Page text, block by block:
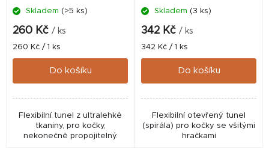
Skladem (>5 ks)
260 Kč / ks
Měrná
cena:
260 Kč / 1 ks
Do košíku
Flexibilní tunel z ultralehké
tkaniny, pro kočky,
nekonečně propojitelný.
Skladem (3 ks)
342 Kč / ks
Měrná
cena:
342 Kč / 1 ks
Do košíku
Flexibilní otevřený tunel
(spirála) pro kočky se všitými
hračkami